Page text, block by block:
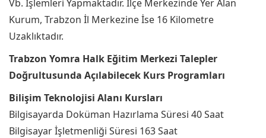
Vb. İşlemleri Yapmaktadır. İlçe Merkezinde Yer Alan
Kurum, Trabzon İl Merkezine İse 16 Kilometre
Uzaklıktadır.
Trabzon Yomra Halk Eğitim Merkezi Talepler
Doğrultusunda Açılabilecek Kurs Programları
Bilişim Teknolojisi Alanı Kursları
Bilgisayarda Doküman Hazırlama Süresi 40 Saat
Bilgisayar İşletmenliği Süresi 163 Saat